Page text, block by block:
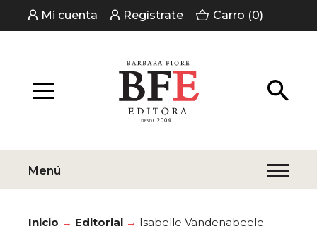
Mi cuenta Regístrate Carro (0)
Menú
Inicio Editorial Isabelle Vandenabeele